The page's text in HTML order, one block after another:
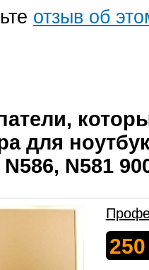
отзыв об
для
N586, N581
250